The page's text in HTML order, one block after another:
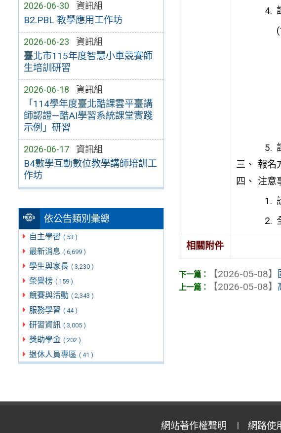
2026-06-30 資訊組
B2.PBL 教學應用工作坊
2026-06-23 資訊組
臺北市115年度智慧小車競賽師
生培訓研習
2026-06-18 資訊組
「114學年度臺北酷課雲平臺講
師認證—酷AI學習系統課堂實踐
示例」研習
2026-06-17 資訊組
B4數學互動數位教學講師培訓工
作坊
依公告類別彙總
自主學習 ( 53 )
最新消息 ( 6,699 )
學生與家長 ( 3,230 )
榮譽榜 ( 159 )
競賽與活動 ( 2,343 )
服務學習 ( 44 )
研習資訊 ( 3,005 )
獎助學金 ( 202 )
退休人員專區 ( 41 )
報名
注意
相關附件
【2026-05-08】
【2026-05-08】
網站著作權聲明 網路使